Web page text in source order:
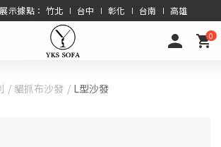
示據點： 竹北 ∣ 台中 ∣ 彰化 ∣ 台南 ∣ 高雄
0
貓抓布沙發 L型沙發